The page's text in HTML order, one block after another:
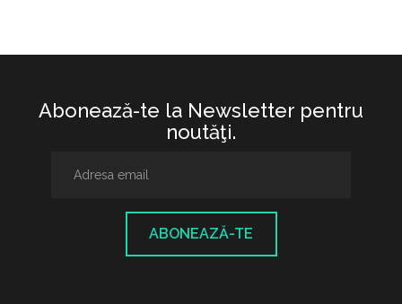
Abonează-te la Newsletter pentru
noutăţi.
ABONEAZĂ-TE